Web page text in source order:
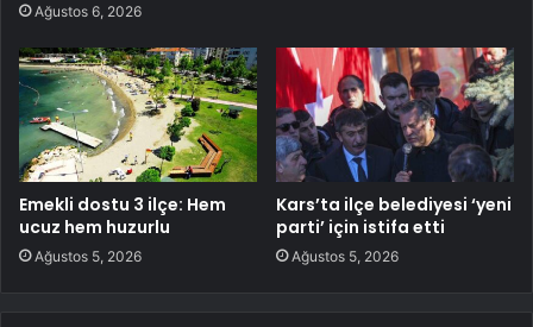
Ağustos 6, 2026
Emekli dostu 3 ilçe: Hem
ucuz hem huzurlu
Ağustos 5, 2026
Kars’ta ilçe belediyesi ‘yeni
parti’ için istifa etti
Ağustos 5, 2026